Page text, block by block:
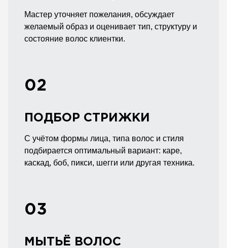
Мастер уточняет пожелания, обсуждает
желаемый образ и оценивает тип, структуру и
состояние волос клиентки.
02
ПОДБОР СТРИЖКИ
С учётом формы лица, типа волос и стиля
подбирается оптимальный вариант: каре,
каскад, боб, пикси, шегги или другая техника.
03
МЫТЬЁ ВОЛОС